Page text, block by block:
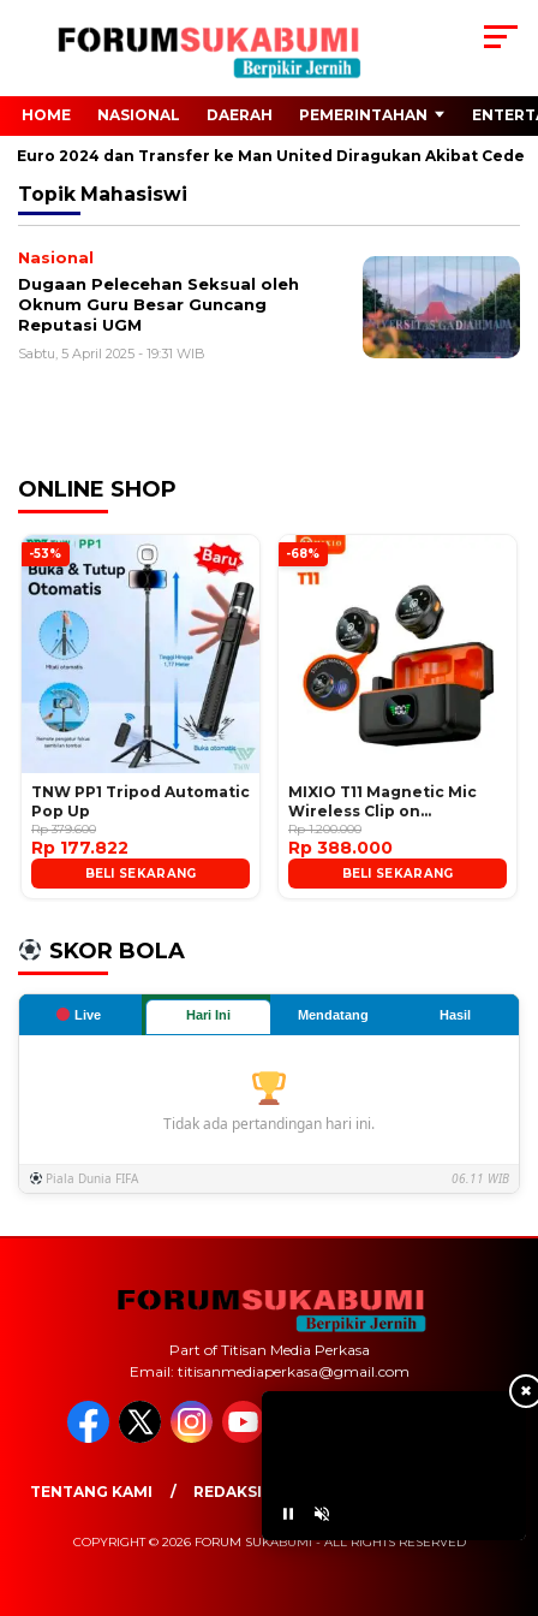
HOME NASIONAL DAERAH PEMERINTAHAN
Euro 2024 dan Transfer ke Man United Diragukan Akibat Cedera
Topik Mahasiswi
Nasional
Dugaan Pelecehan Seksual oleh
Oknum Guru Besar Guncang
Reputasi UGM
Sabtu, 5 April 2025 - 19:31 WIB
ONLINE SHOP
-53%
TNW PP1 Tripod Automatic
Pop Up
Rp 379.600
Rp 177.822
BELI SEKARANG
-68%
MIXIO T11 Magnetic Mic
Wireless Clip on
Microphone
Rp 1.200.000
Rp 388.000
BELI SEKARANG
SKOR BOLA
Live Hari Ini Mendatang Hasil
Tidak ada pertandingan hari ini.
Piala Dunia FIFA 06.11 WIB
✖
Part of Titisan Media Perkasa
Email: titisanmediaperkasa@gmail.com
TENTANG KAMI REDAKSI
COPYRIGHT © 2026 FORUM SUKABUMI - ALL RIGHTS RESERVED